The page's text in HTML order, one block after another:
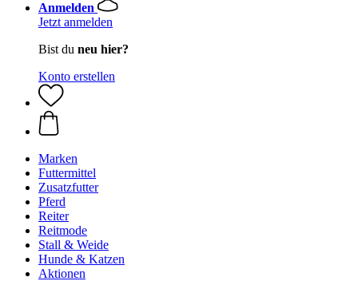
Anmelden
Jetzt anmelden
Bist du neu hier?
Konto erstellen
Marken
Futtermittel
Zusatzfutter
Pferd
Reiter
Reitmode
Stall & Weide
Hunde & Katzen
Aktionen